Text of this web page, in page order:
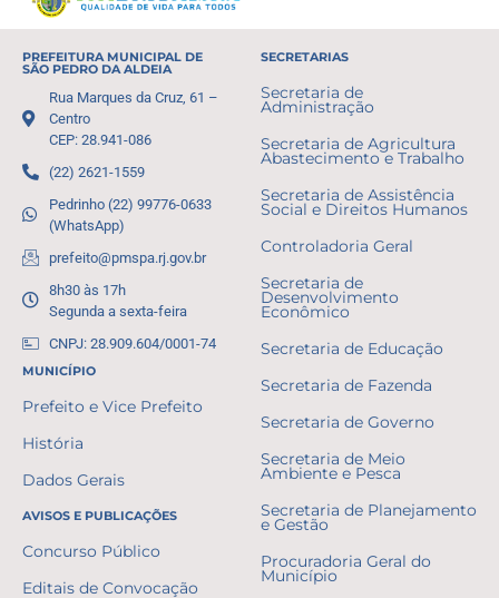
PREFEITURA MUNICIPAL DE
SÃO PEDRO DA ALDEIA
Rua Marques da Cruz, 61 –
Centro
CEP: 28.941-086
(22) 2621-1559
Pedrinho (22) 99776-0633
(WhatsApp)
prefeito@pmspa.rj.gov.br
8h30 às 17h
Segunda a sexta-feira
CNPJ: 28.909.604/0001-74
MUNICÍPIO
Prefeito e Vice Prefeito
História
Dados Gerais
AVISOS E PUBLICAÇÕES
Concurso Público
Editais de Convocação
SECRETARIAS
Secretaria de
Administração
Secretaria de Agricultura
Abastecimento e Trabalho
Secretaria de Assistência
Social e Direitos Humanos
Controladoria Geral
Secretaria de
Desenvolvimento
Econômico
Secretaria de Educação
Secretaria de Fazenda
Secretaria de Governo
Secretaria de Meio
Ambiente e Pesca
Secretaria de Planejamento
e Gestão
Procuradoria Geral do
Município